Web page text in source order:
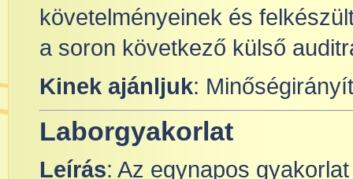
követelményeinek és
a soron következő külső
Kinek ajánljuk:
Laborgyakorlat
Leírás: Az egynapos